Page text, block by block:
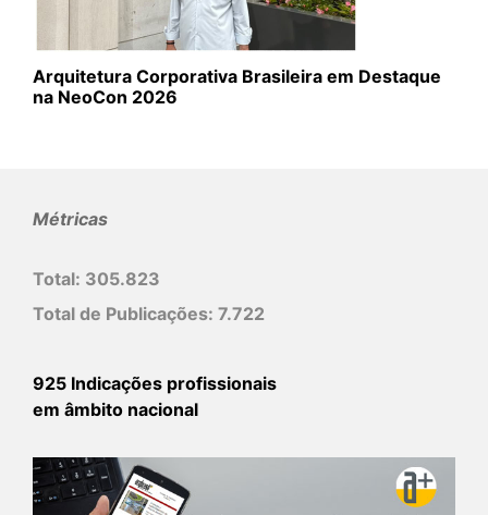
Arquitetura Corporativa Brasileira em Destaque
na NeoCon 2026
Métricas
Total: 305.823
Total de Publicações: 7.722
925 Indicações profissionais
em âmbito nacional